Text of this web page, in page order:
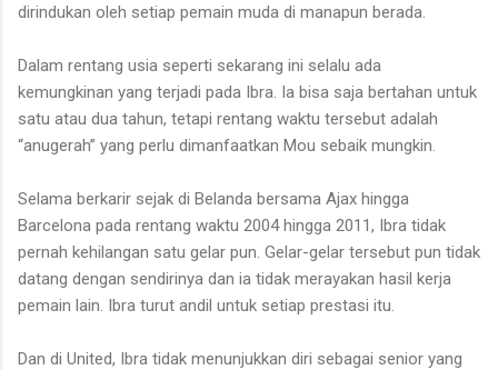
dirindukan oleh setiap pemain muda di manapun berada.
Dalam rentang usia seperti sekarang ini selalu ada
kemungkinan yang terjadi pada Ibra. Ia bisa saja bertahan untuk
satu atau dua tahun, tetapi rentang waktu tersebut adalah
“anugerah” yang perlu dimanfaatkan Mou sebaik mungkin.
Selama berkarir sejak di Belanda bersama Ajax hingga
Barcelona pada rentang waktu 2004 hingga 2011, Ibra tidak
pernah kehilangan satu gelar pun. Gelar-gelar tersebut pun tidak
datang dengan sendirinya dan ia tidak merayakan hasil kerja
pemain lain. Ibra turut andil untuk setiap prestasi itu.
Dan di United, Ibra tidak menunjukkan diri sebagai senior yang